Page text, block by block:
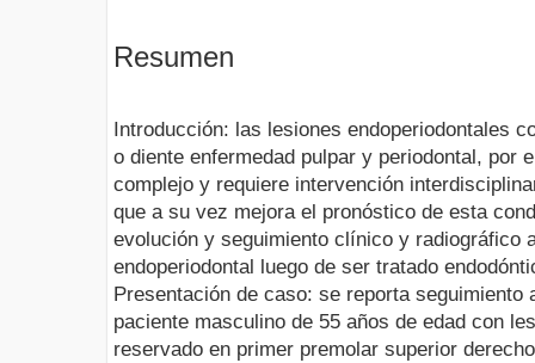
Resumen
Introducción: las lesiones endoperiodontales
o diente enfermedad pulpar y periodontal, por
complejo y requiere intervención
que a su vez mejora el pronóstico de esta
evolución y seguimiento clínico y radiográfico
endoperiodontal luego de ser tratado
Presentación de caso: se reporta seguimiento
paciente masculino de 55 años de edad con
reservado en primer premolar superior